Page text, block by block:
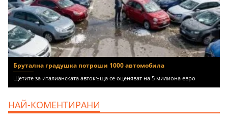
Брутална градушка потроши 1000 автомобила
Щетите за италианската автокъща се оценяват на 5 милиона евро
НАЙ-КОМЕНТИРАНИ